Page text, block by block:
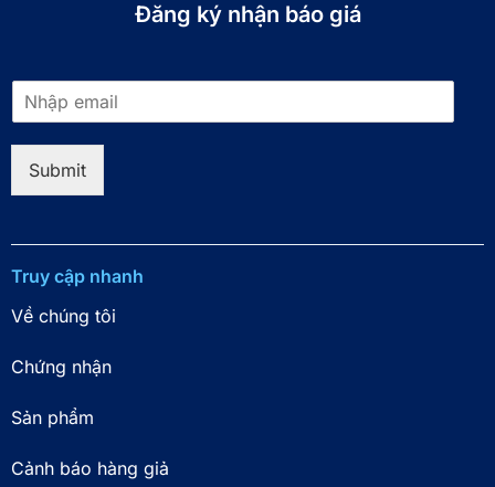
Đăng ký nhận báo giá​
m
*
Submit
Truy cập nhanh
Về chúng tôi
Chứng nhận
Sản phẩm
Cảnh báo hàng giả